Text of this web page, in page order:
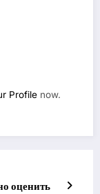
Profile now.
оценить